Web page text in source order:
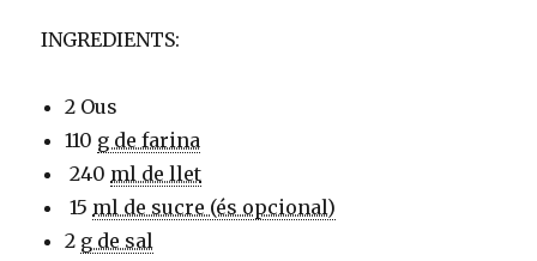
INGREDIENTS:
2 Ous
110 g de farina
240 ml de llet
15 ml de sucre (és opcional)
2 g de sal